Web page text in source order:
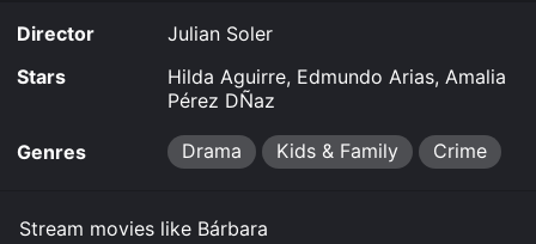
Director
Julian Soler
Stars
Hilda Aguirre, Edmundo Arias, Amalia
Pérez DÑaz
Genres Drama Kids & Family Crime
Stream movies like Bárbara